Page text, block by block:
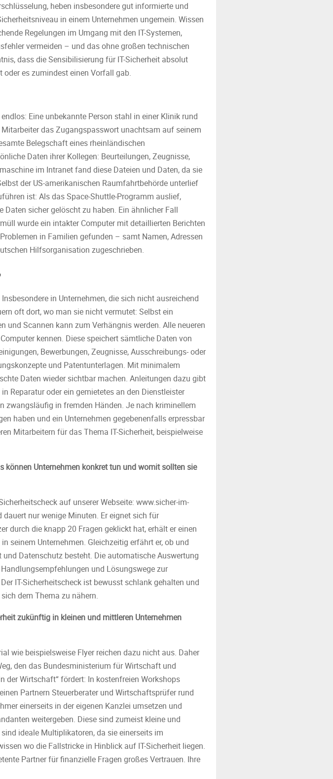
heben insbesondere gut informierte und
in einem Unternehmen ungemein. Wissen
Regelungen im Umgang mit den IT-Systemen,
vermeiden – und das ohne großen technischen
dass die Sensibilisierung für IT-Sicherheit absolut
es zumindest einen Vorfall gab.
Eine unbekannte Person stahl in einer Klinik rund
das Zugangspasswort unachtsam auf seinem
Belegschaft eines rheinländischen
Daten ihrer Kollegen: Beurteilungen, Zeugnisse,
im Intranet fand diese Dateien und Daten, da sie
der US-amerikanischen Raumfahrtbehörde unterlief
ist: Als das Space-Shuttle-Programm auslief,
sicher gelöscht zu haben. Ein ähnlicher Fall
wurde ein intakter Computer mit detaillierten Berichten
in Familien gefunden – samt Namen, Adressen
Hilfsorganisation zugeschrieben.
in Unternehmen, die sich nicht ausreichend
oft dort, wo man sie nicht vermutet: Selbst ein
Scannen kann zum Verhängnis werden. Alle neueren
kennen. Diese speichert sämtliche Daten von
Bewerbungen, Zeugnisse, Ausschreibungs- oder
und Patentunterlagen. Mit minimalem
Daten wieder sichtbar machen. Anleitungen dazu gibt
Reparatur oder ein gemietetes an den Dienstleister
zwangsläufig in fremden Händen. Je nach kriminellem
haben und ein Unternehmen gegebenenfalls erpressbar
Mitarbeitern für das Thema IT-Sicherheit, beispielweise
können Unternehmen konkret tun und womit sollten sie
auf unserer Webseite: www.sicher-im-
nur wenige Minuten. Er eignet sich für
durch die knapp 20 Fragen geklickt hat, erhält er einen
seinem Unternehmen. Gleichzeitig erfährt er, ob und
Datenschutz besteht. Die automatische Auswertung
und Lösungswege zur
IT-Sicherheitscheck ist bewusst schlank gehalten und
dem Thema zu nähern.
zukünftig in kleinen und mittleren Unternehmen
wie beispielsweise Flyer reichen dazu nicht aus. Daher
den das Bundesministerium für Wirtschaft und
der Wirtschaft“ fördert: In kostenfreien Workshops
Partnern Steuerberater und Wirtschaftsprüfer rund
einerseits in der eigenen Kanzlei umsetzen und
weitergeben. Diese sind zumeist kleine und
ideale Multiplikatoren, da sie einerseits im
wo die Fallstricke in Hinblick auf IT-Sicherheit liegen.
Partner für finanzielle Fragen großes Vertrauen. Ihre